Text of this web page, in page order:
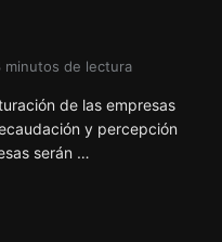
minutos de lectura
de las empresas
y percepción
serán …